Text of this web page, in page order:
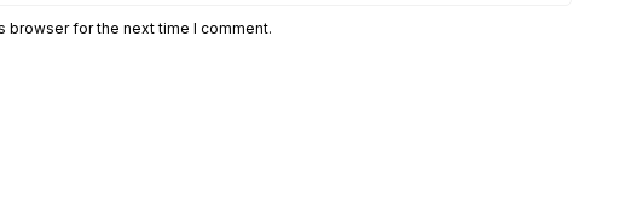
browser for the next time I comment.